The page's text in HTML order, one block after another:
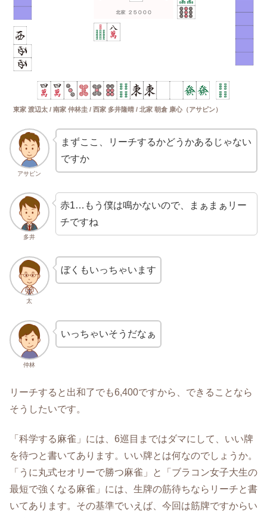
東家 渡辺太 / 南家 仲林圭 / 西家 多井隆晴 / 北家 朝倉 康心（アサピン）
アサピン
まずここ、リーチするかどうかあるじゃない
ですか
多井
赤1…もう僕は鳴かないので、まぁまぁリー
チですね
太
ぼくもいっちゃいます
仲林
いっちゃいそうだなぁ
リーチすると出和了でも6,400ですから、できることなら
そうしたいです。
「科学する麻雀」には、6巡目まではダマにして、いい牌
を待つと書いてあります。いい牌とは何なのでしょうか。
「うに丸式セオリーで勝つ麻雀」と「ブラコン女子大生の
最短で強くなる麻雀」には、生牌の筋待ちならリーチと書
いてあります。その基準でいえば、今回は筋牌ですからい